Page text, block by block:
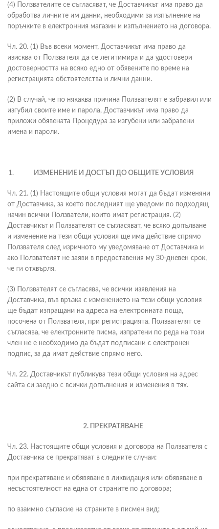
(4) Ползвателите се съгласяват, че Доставчикът има право да
обработва личните им данни, необходими за изпълнение на
поръчките в електронния магазин и изпълнението на договора.
Чл. 20. (1) Във всеки момент, Доставчикът има право да
изисква от Ползвателя да се легитимира и да удостовери
достоверността на всяко едно от обявените по време на
регистрацията обстоятелства и лични данни.
(2) В случай, че по някаква причина Ползвателят е забравил или
изгубил своите име и парола, Доставчикът има право да
приложи обявената Процедура за изгубени или забравени
имена и пароли.
ИЗМЕНЕНИЕ И ДОСТЪП ДО ОБЩИТЕ УСЛОВИЯ
Чл. 21. (1) Настоящите общи условия могат да бъдат изменяни
от Доставчика, за което последният ще уведоми по подходящ
начин всички Ползватели, които имат регистрация. (2)
Доставчикът и Ползвателят се съгласяват, че всяко допълване
и изменение на тези общи условия ще има действие спрямо
Ползвателя след изричното му уведомяване от Доставчика и
ако Ползвателят не заяви в предоставения му 30-дневен срок,
че ги отхвърля.
(3) Ползвателят се съгласява, че всички изявления на
Доставчика, във връзка с изменението на тези общи условия
ще бъдат изпращани на адреса на електронната поща,
посочена от Ползвателя, при регистрацията. Ползвателят се
съгласява, че електронните писма, изпратени по реда на този
член не е необходимо да бъдат подписани с електронен
подпис, за да имат действие спрямо него.
Чл. 22. Доставчикът публикува тези общи условия на адрес
сайта си заедно с всички допълнения и изменения в тях.
2. ПРЕКРАТЯВАНЕ
Чл. 23. Настоящите общи условия и договора на Ползвателя с
Доставчика се прекратяват в следните случаи:
при прекратяване и обявяване в ликвидация или обявяване в
несъстоятелност на една от страните по договора;
по взаимно съгласие на страните в писмен вид;